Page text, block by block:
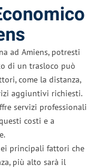
ad Amiens, potresti
di un trasloco può
come la distanza,
aggiuntivi richiesti.
servizi professionali
costi e a
principali fattori che
più alto sarà il